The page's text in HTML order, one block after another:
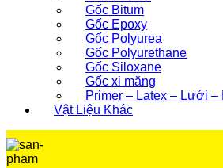
Gốc Bitum
Gốc Epoxy
Gốc Polyurea
Gốc Polyurethane
Gốc Siloxane
Gốc xi măng
Primer – Latex – Lưới –
Vật Liệu Khác